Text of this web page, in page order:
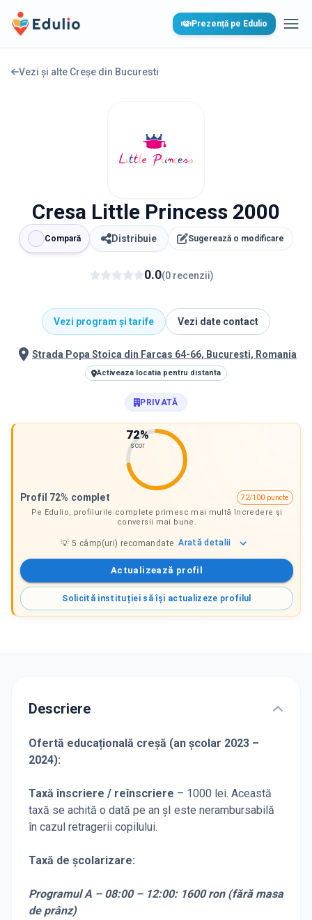
Edulio Prezență pe Edulio
Vezi și alte Creșe din Bucuresti
Cresa Little Princess 2000
Compară Distribuie Sugerează o modificare
0.0(0 recenzii)
Vezi program și tarife Vezi date contact
Strada Popa Stoica din Farcas 64-66, Bucuresti, Romania
Activeaza locatia pentru distanta
PRIVATĂ
72%
scor
Profil 72% complet
72/100 puncte
Pe Edulio, profilurile complete primesc mai multă încredere și
conversii mai bune.
💡5 câmp(uri) recomandate Arată detalii
Actualizează profil
Solicită instituției să își actualizeze profilul
Descriere
Ofertă educațională creșă (an școlar 2023 –
2024):
Taxă înscriere / reînscriere – 1000 lei. Această
taxă se achită o dată pe an șI este nerambursabilă
în cazul retragerii copilului.
Taxă de școlarizare:
Programul A – 08:00 – 12:00: 1600 ron (fără masa
de prânz)